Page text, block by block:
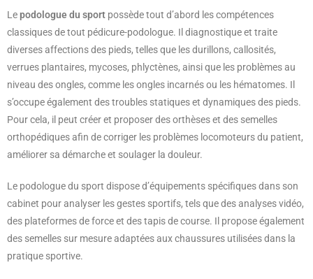
Lepodologue du sport possède tout d’abord les compétences
classiques de tout pédicure-podologue. Il diagnostique et traite
diverses affections des pieds, telles que les durillons, callosités,
verrues plantaires, mycoses, phlyctènes, ainsi que les problèmes au
niveau des ongles, comme les ongles incarnés ou les hématomes. Il
s’occupe également des troubles statiques et dynamiques des pieds.
Pour cela, il peut créer et proposer des orthèses et des semelles
orthopédiques afin de corriger les problèmes locomoteurs du patient,
améliorer sa démarche et soulager la douleur.
Le podologue du sport dispose d’équipements spécifiques dans son
cabinet pour analyser les gestes sportifs, tels que des analyses vidéo,
des plateformes de force et des tapis de course. Il propose également
des semelles sur mesure adaptées aux chaussures utilisées dans la
pratique sportive.